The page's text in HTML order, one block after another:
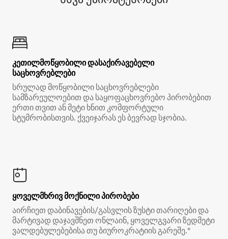
კეთილმოწყობილი დასაქირავებელი
საცხოვრებლები
სრულად მოწყობილი საცხოვრებლები
სამზარეულოებით და საყოფაცხოვრებო პირობებით
ერთი თვით ან მეტი ხნით კომფორტული
სტუმრობისთვის. ქვეიჯარას ეს ბევრად სჯობია.
ყოველმხრივ მოქნილი პირობები
აირჩიეთ დაბინავების/გასვლის ზუსტი თარიღები და
მარტივად დაჯავშნეთ ონლაინ, ყოველგვარი ზედმეტი
ვალდებულებებისა თუ ბიუროკრატიის გარეშე.*